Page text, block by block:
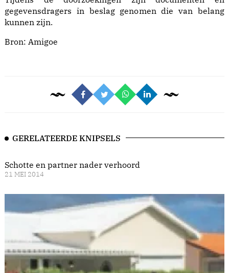
gegevensdragers in beslag genomen die van belang
kunnen zijn.
Bron: Amigoe
GERELATEERDE KNIPSELS
Schotte en partner nader verhoord
21 MEI 2014